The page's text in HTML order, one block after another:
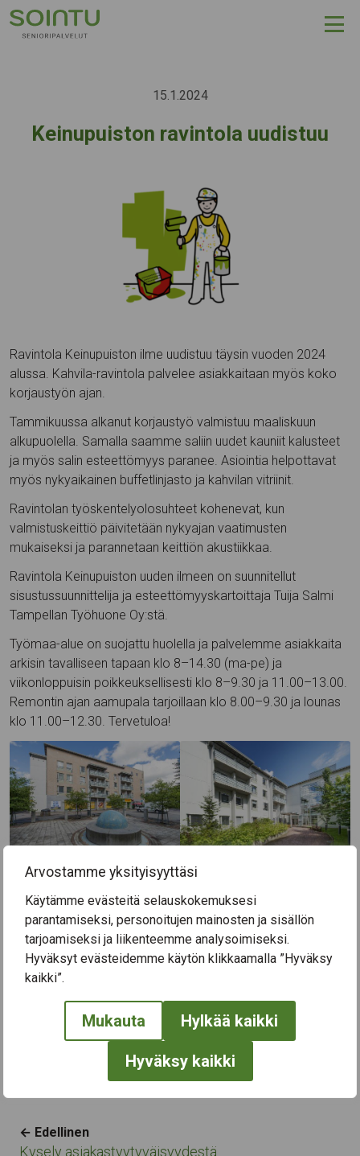
Arvostamme yksityisyyttäsi
Käytämme evästeitä selauskokemuksesi
parantamiseksi, personoitujen mainosten ja sisällön
tarjoamiseksi ja liikenteemme analysoimiseksi.
Hyväksyt evästeidemme käytön klikkaamalla ”Hyväksy
kaikki”.
Mukauta Hylkää kaikki
Hyväksy kaikki
Hyppää sisältöön
Keinupuiston ravintola uudistuu
15.1.2024
Ravintola Keinupuiston ilme uudistuu täysin vuoden 2024
alussa. Kahvila-ravintola palvelee asiakkaitaan myös koko
korjaustyön ajan.
Tammikuussa alkanut korjaustyö valmistuu maaliskuun
alkupuolella. Samalla saamme saliin uudet kauniit kalusteet
ja myös salin esteettömyys paranee. Asiointia helpottavat
myös nykyaikainen buffetlinjasto ja kahvilan vitriinit.
Ravintolan työskentelyolosuhteet kohenevat, kun
valmistuskeittiö päivitetään nykyajan vaatimusten
mukaiseksi ja parannetaan keittiön akustiikkaa.
Ravintola Keinupuiston uuden ilmeen on suunnitellut
sisustussuunnittelija ja esteettömyyskartoittaja Tuija Salmi
Tampellan Työhuone Oy:stä.
Työmaa-alue on suojattu huolella ja palvelemme asiakkaita
arkisin tavalliseen tapaan klo 8–14.30 (ma-pe) ja
viikonloppuisin poikkeuksellisesti klo 8–9.30 ja 11.00–13.00.
Remontin ajan aamupala tarjoillaan klo 8.00–9.30 ja lounas
klo 11.00–12.30. Tervetuloa!
Ravintola Keinupuisto, Orivedenkatu 28.
Navigation
← Edellinen
Kysely asiakastyytyväisyydestä